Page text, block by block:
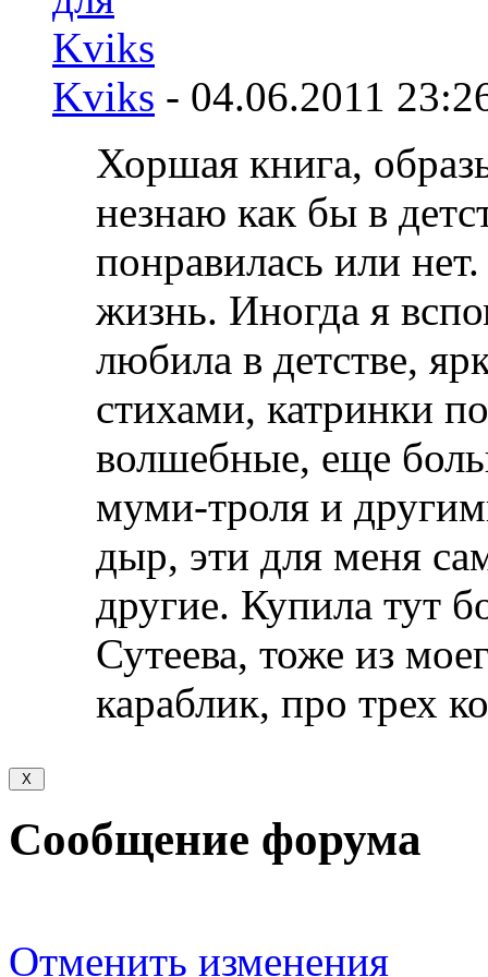
Kviks - 04.06.2011
Хоршая книга,
незнаю как бы в
понравилась или
жизнь. Иногда я
любила в детстве,
стихами, катринки
волшебные, еще
муми-троля и
дыр, эти для меня
другие. Купила тут
Сутеева, тоже из
караблик, про трех
Сообщение форума
Отменить изменения